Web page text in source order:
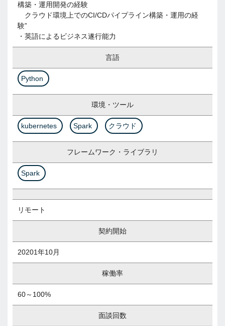
構築・運用開発の経験
クラウド環境上でのCI/CDパイプライン構築・運用の経
験”
・英語によるビジネス遂行能力
言語
Python
環境・ツール
kubernetes Spark クラウド
フレームワーク・ライブラリ
Spark
リモート
契約開始
20201年10月
稼働率
60～100%
面談回数